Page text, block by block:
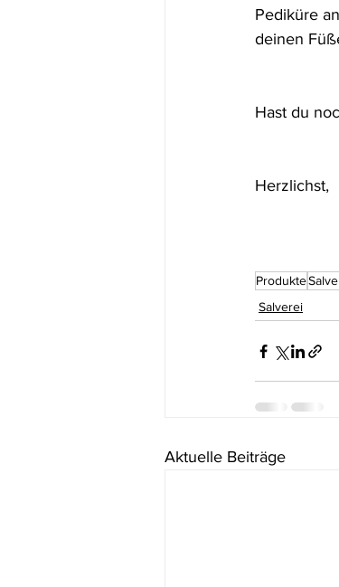
Pediküre
deinen
Hast du
Herzlichst,
Produkte
Salverei
Aktuelle Beiträge